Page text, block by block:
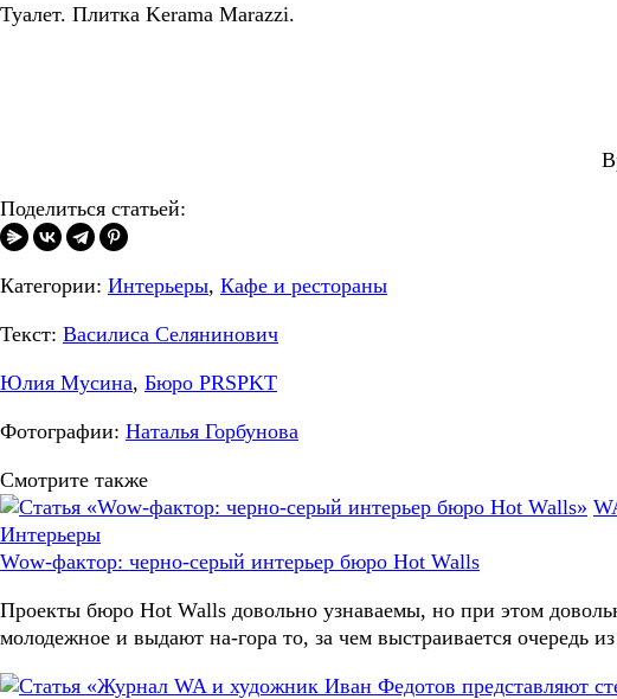
Туалет. Плитка Kerama Marazzi.
Поделиться статьей:
Категории: Интерьеры, Кафе и рестораны
Текст: Василиса Селянинович
Юлия Мусина, Бюро PRSPKT
Фотографии: Наталья Горбунова
Смотрите также
Интерьеры
Wow-фактор: черно-серый интерьер бюро Hot Walls
Проекты бюро Hot Walls довольно узнаваемы, но при этом
молодежное и выдают на-гора то, за чем выстраивается очередь